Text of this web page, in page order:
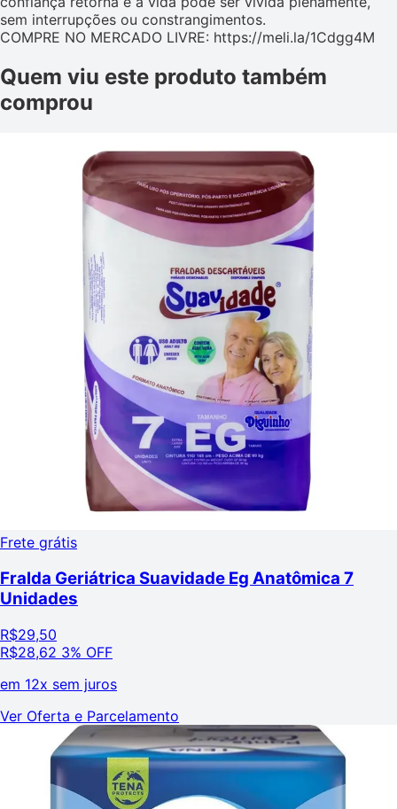
sem interrupções ou constrangimentos.
COMPRE NO MERCADO LIVRE: https://meli.la/1Cdgg4M
Quem viu este produto também
comprou
Frete grátis
Fralda Geriátrica Suavidade Eg Anatômica 7
Unidades
R$29,50
R$28,62 3% OFF
em 12x sem juros
Ver Oferta e Parcelamento